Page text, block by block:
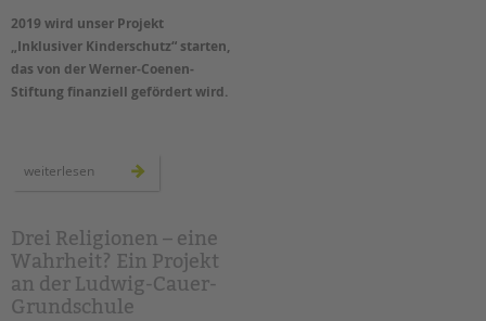
Briefe an Kai
PRESSE
Impressum
Hinweisgebersystem
Intranet
2019 wird unser Projekt
„Inklusiver Kinderschutz“ starten,
das von der Werner-Coenen-
Stiftung finanziell gefördert wird.
weiterlesen
kinderschutz“
Drei Religionen – eine
Wahrheit? Ein Projekt
an der Ludwig-Cauer-
Grundschule